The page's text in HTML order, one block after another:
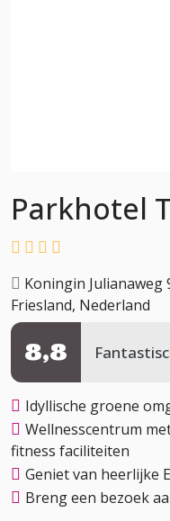
Parkhotel
Koningin Julianaweg
Friesland, Nederland
8,8
Idyllische groene
Wellnesscentrum
fitness faciliteiten
Geniet van heerlijke
Breng een bezoek